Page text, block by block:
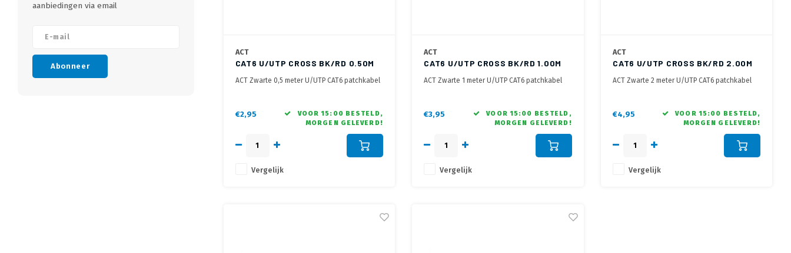
aanbiedingen via email
Abonneer
ACT
CAT6 U/UTP CROSS BK/RD 0.50M
ACT Zwarte 0,5 meter U/UTP CAT6 patchkabel
€2,95
VOOR 15:00 BESTELD,
MORGEN GELEVERD!
Vergelijk
ACT
CAT6 U/UTP CROSS BK/RD 1.00M
ACT Zwarte 1 meter U/UTP CAT6 patchkabel
€3,95
VOOR 15:00 BESTELD,
MORGEN GELEVERD!
Vergelijk
ACT
CAT6 U/UTP CROSS BK/RD 2.00M
ACT Zwarte 2 meter U/UTP CAT6 patchkabel
€4,95
VOOR 15:00 BESTELD,
MORGEN GELEVERD!
Vergelijk